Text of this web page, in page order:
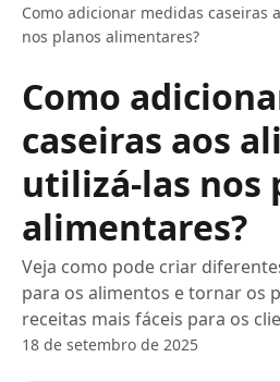
Como adicionar medidas caseiras
nos planos alimentares?
Como
caseiras aos
utilizá-las nos
alimentares?
Veja como pode criar
para os alimentos e tornar os
receitas mais fáceis para os
18 de setembro de 2025